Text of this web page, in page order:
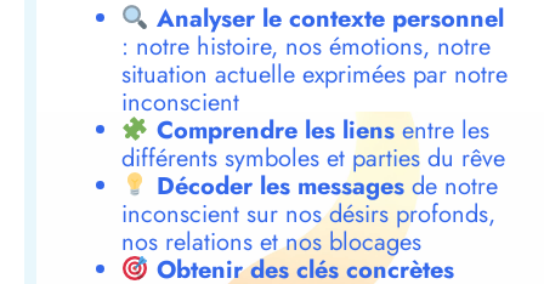
Analyser le contexte personnel
: notre histoire, nos émotions, notre
situation actuelle exprimées par notre
inconscient
Comprendre les liensentre les
différents symboles et parties du rêve
Décoder les messagesde notre
inconscient sur nos désirs profonds,
nos relations et nos blocages
Obtenir des clés concrètes